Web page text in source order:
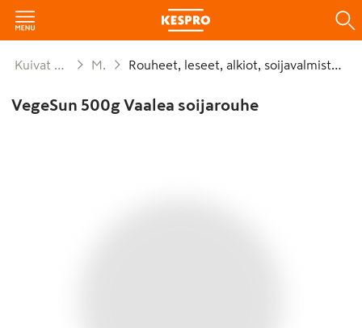
Kuivat elintarvikkeet ja säilykkeet Muu viljatuote
Rouheet, leseet, alkiot, soijavalmisteet, viljajyvät
VegeSun 500g Vaalea soijarouhe